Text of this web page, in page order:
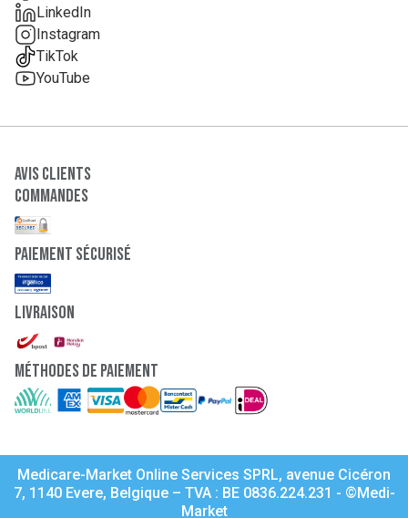
LinkedIn
Instagram
TikTok
YouTube
Avis clients
Commandes
paiement sécurisé
Livraison
Méthodes de paiement
Medicare-Market Online Services SPRL, avenue Cicéron
7, 1140 Evere, Belgique – TVA : BE 0836.224.231 - ©Medi-
Market